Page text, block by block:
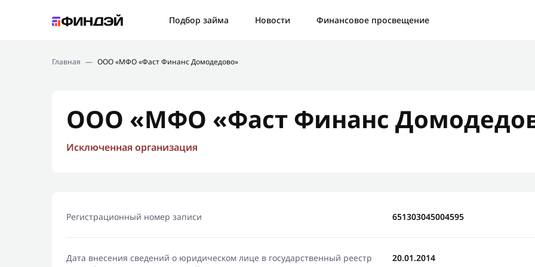
Подбор займа Новости
Финансовое просвещение
Новости
Главная — ООО «МФО «Фаст Финанс Домодедово»
ООО «МФО «Фаст Финанс
Исключенная организация
Регистрационный номер записи 651303045004595
Дата внесения сведений о юридическом лице в государственный реестр
20.01.2014
Ошибка: Контактная форма не найдена.
Отправить новый запрос